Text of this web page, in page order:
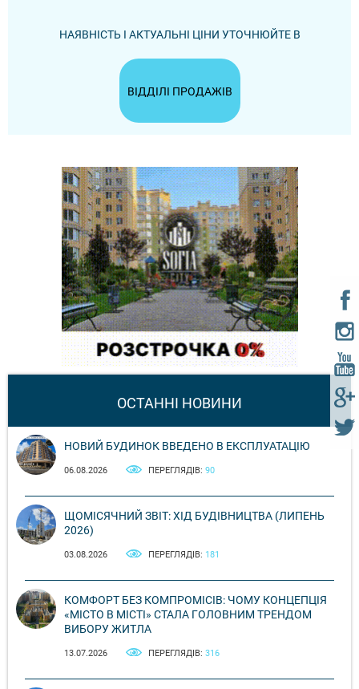
НАЯВНІСТЬ І АКТУАЛЬНІ ЦІНИ УТОЧНЮЙТЕ В
ВІДДІЛІ ПРОДАЖІВ
ОСТАННІ НОВИНИ
НОВИЙ БУДИНОК ВВЕДЕНО В ЕКСПЛУАТАЦІЮ
06.08.2026 ПЕРЕГЛЯДІВ: 90
ЩОМІСЯЧНИЙ ЗВІТ: ХІД БУДІВНИЦТВА (ЛИПЕНЬ
2026)
03.08.2026 ПЕРЕГЛЯДІВ: 181
КОМФОРТ БЕЗ КОМПРОМІСІВ: ЧОМУ КОНЦЕПЦІЯ
«МІСТО В МІСТІ» СТАЛА ГОЛОВНИМ ТРЕНДОМ
ВИБОРУ ЖИТЛА
13.07.2026 ПЕРЕГЛЯДІВ: 316